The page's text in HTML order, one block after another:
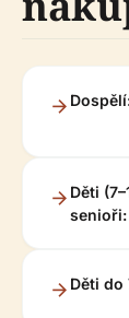
Děti
senioři:
Děti do